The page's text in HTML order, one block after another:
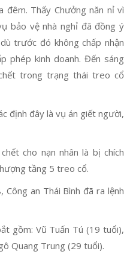
Thấy Chưởng năn nỉ vì
bảo vệ nhà nghỉ đã đồng ý
trước đó không chấp nhận
phép kinh doanh. Đến sáng
trong trạng thái treo cổ
định đây là vụ án giết người,
cho nạn nhân là bị chích
tầng 5 treo cổ.
an Thái Bình đã ra lệnh
gồm: Vũ Tuấn Tú (19 tuổi),
Quang Trung (29 tuổi).